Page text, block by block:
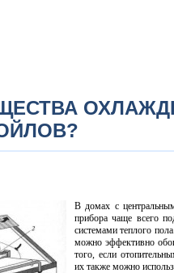
В домах с
прибора чаще всего
системами теплого
можно эффективно
того, если
их также можно